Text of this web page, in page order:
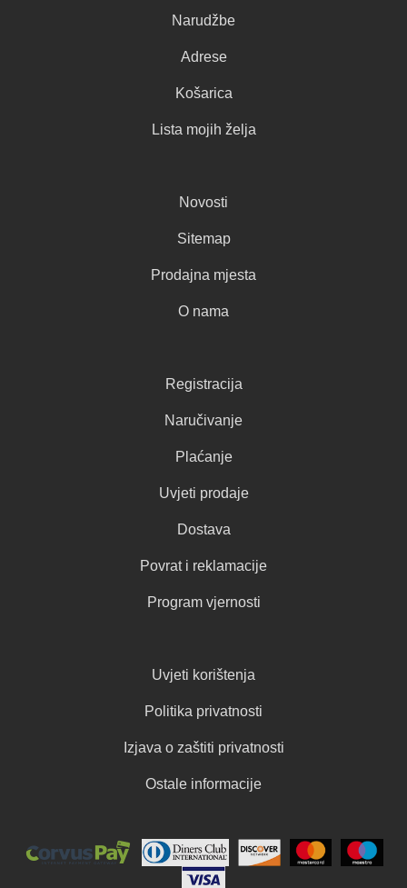
Narudžbe
Adrese
Košarica
Lista mojih želja
Novosti
Sitemap
Prodajna mjesta
O nama
Registracija
Naručivanje
Plaćanje
Uvjeti prodaje
Dostava
Povrat i reklamacije
Program vjernosti
Uvjeti korištenja
Politika privatnosti
Izjava o zaštiti privatnosti
Ostale informacije